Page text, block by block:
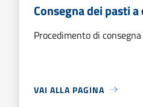
Consegna dei pasti
Procedimento di
VAI ALLA PAGINA